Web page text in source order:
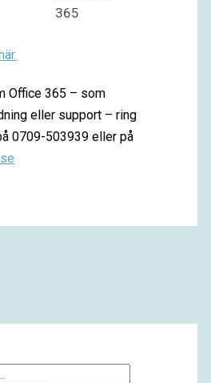
365
Office 365 – som
eller support – ring
0709-503939 eller på